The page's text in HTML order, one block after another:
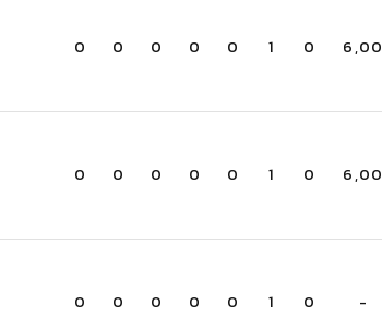
0 0 0 0 0 1 0 6,00
0 0 0 0 0 1 0 6,00
0 0 0 0 0 1 0 -